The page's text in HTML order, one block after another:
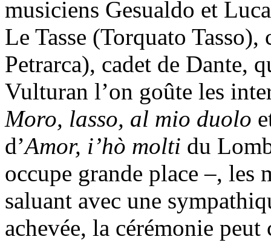
musiciens Gesualdo et
Le Tasse (Torquato Tasso),
Petrarca), cadet de Dante,
Vulturan l’on goûte les
Moro, lasso, al mio duolo
d’Amor, i’hò molti du
occupe grande place –, les
saluant avec une
achevée, la cérémonie peut